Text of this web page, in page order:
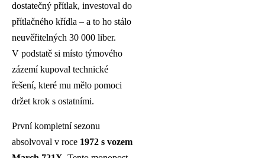
dostatečný přítlak, investoval do
přítlačného křídla – a to ho stálo
neuvěřitelných 30 000 liber.
V podstatě si místo týmového
zázemí kupoval technické
řešení, které mu mělo pomoci
držet krok s ostatními.
První kompletní sezonu
absolvoval v roce 1972 s vozem